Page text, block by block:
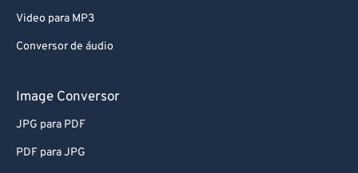
Video para MP3
Conversor de áudio
Image Conversor
JPG para PDF
PDF para JPG